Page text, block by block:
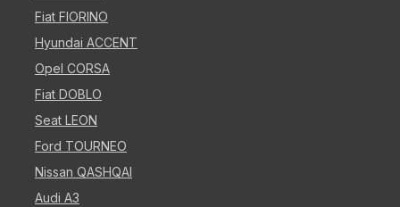
Fiat FIORINO
Hyundai ACCENT
Opel CORSA
Fiat DOBLO
Seat LEON
Ford TOURNEO
Nissan QASHQAI
Audi A3